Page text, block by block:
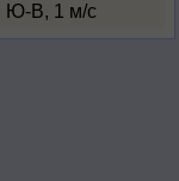
Ю-В, 1 м/с